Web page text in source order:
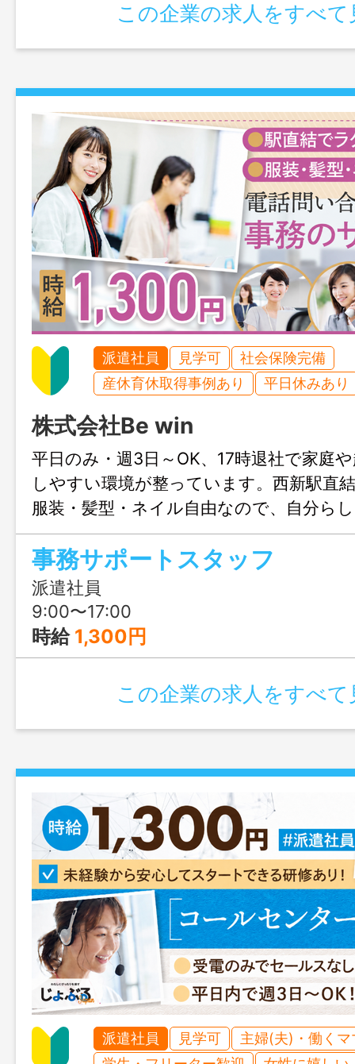
この企業の求人をすべて
派遣社員 見学可
社会保険完備
産休育休取得事例あり
平日休みあり
株式会社Be win
平日のみ・週3日～OK、17時退社で家庭
しやすい環境が整っています。西新駅直
服装・髪型・ネイル自由なので、自分ら
もおすすめです。お問合せのみも大歓迎
る福岡までお気軽にご連絡ください。
事務サポートスタッフ
派遣社員
9:00〜17:00
時給 1,300円
この企業の求人をすべて
派遣社員 見学可
主婦(夫)・働くマ